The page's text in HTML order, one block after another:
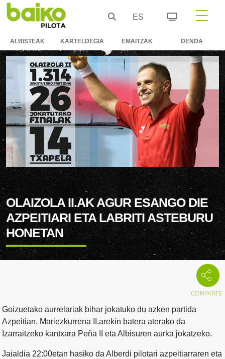
ES
ALBISTEAK KARTELDEGIA EMAITZAK DENDA
OLAIZOLA II.AK AGUR ESANGO DIE
AZPEITIARI ETA LABRITI ASTEBURU
HONETAN
Goizuetako aurrelariak bihar jokatuko du azken partida
Azpeitian. Mariezkurrena II.arekin batera aterako da
Izarraitzeko kantxara Peña II eta Albisuren aurka jokatzeko.
Jaialdia 22:00etan hasiko da Alberdi pilotari azpeitiarraren eta